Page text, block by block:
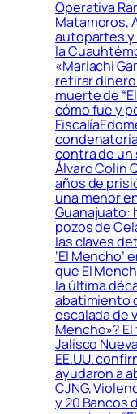
Operativa
Matamoros,
autopartes y
la
«Mariachi
retirar
muerte de
cómo fue y
contra de
Álvaro Colín
años de
una menor
Guanajuato:
pozos de
las claves
‘El Mencho’
que El
la última
abatimiento
escalada de
Mencho»?
Jalisco
EE.UU.
ayudaron a
CJNG,
y 20 Bancos